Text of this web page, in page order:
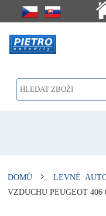
DOMŮ LEVNÉ
VZDUCHU PEUGEOT 406